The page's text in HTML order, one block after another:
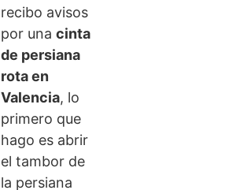
recibo avisos
por una cinta
de persiana
rota en
Valencia, lo
primero que
hago es abrir
el tambor de
la persiana